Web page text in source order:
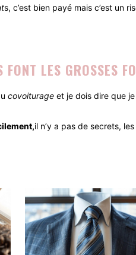
s, c’est bien payé mais c’est un
LES GROSSES
covoiturage et je dois dire que
il n’y a pas de secrets,